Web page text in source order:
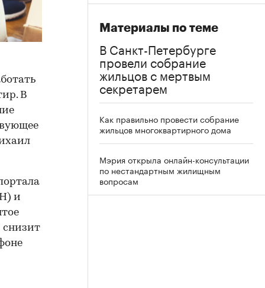
В
и
снизит
Материалы по теме
В Санкт-Петербурге
провели собрание
жильцов с мертвым
секретарем
Как правильно провести собрание
жильцов многоквартирного дома
Мэрия открыла онлайн-консультации
по нестандартным жилищным
вопросам